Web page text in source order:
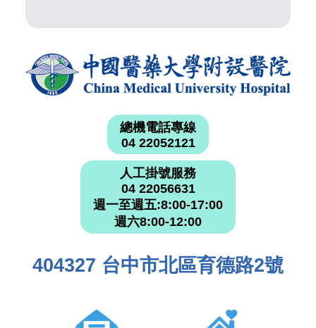
總機電話專線
04 22052121
人工掛號服務
04 22056631
週一至週五:8:00-17:00
週六8:00-12:00
404327 台中市北區育德路2號